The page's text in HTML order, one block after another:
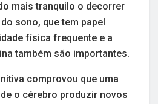
mais tranquilo o decorrer
sono, que tem papel
física frequente e a
também são importantes.
comprovou que uma
o cérebro produzir novos